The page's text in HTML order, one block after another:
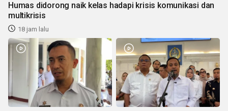
Humas didorong naik kelas hadapi krisis komunikasi dan
multikrisis
18 jam lalu